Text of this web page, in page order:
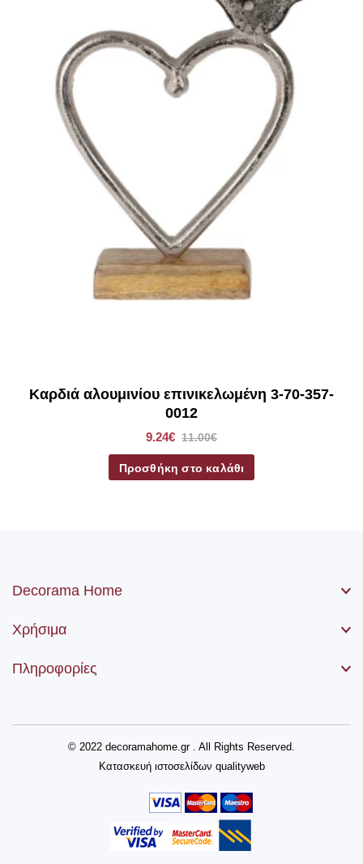
Καρδιά αλουμινίου επινικελωμένη 3-70-357-
0012
9.24€ 11.00€
Προσθήκη στο καλάθι
Decorama Home
Χρήσιμα
Πληροφορίες
© 2022 decoramahome.gr . All Rights Reserved.
Κατασκευή ιστοσελίδων qualityweb